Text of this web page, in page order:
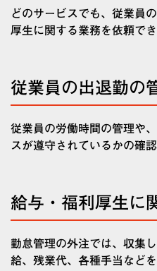
どのサービスでも、従業員
厚生に関する業務を依頼でき
従業員の出退勤の
従業員の労働時間の管理や
スが遵守されているかの確
給与・福利厚生に
勤怠管理の外注では、収集
給、残業代、各種手当など